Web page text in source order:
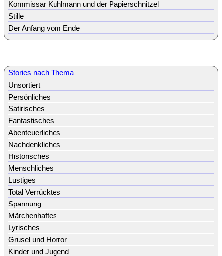
Kommissar Kuhlmann und der Papierschnitzel
Stille
Der Anfang vom Ende
Stories nach Thema
Unsortiert
Persönliches
Satirisches
Fantastisches
Abenteuerliches
Nachdenkliches
Historisches
Menschliches
Lustiges
Total Verrücktes
Spannung
Märchenhaftes
Lyrisches
Grusel und Horror
Kinder und Jugend